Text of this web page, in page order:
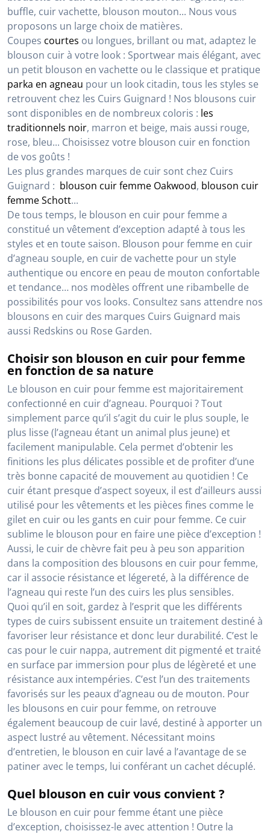
buffle, cuir vachette, blouson mouton... Nous vous
proposons un large choix de matières.
Coupes courtes ou longues, brillant ou mat, adaptez le
blouson cuir à votre look : Sportwear mais élégant, avec
un petit blouson en vachette ou le classique et pratique
parka en agneau pour un look citadin, tous les styles se
retrouvent chez les Cuirs Guignard ! Nos blousons cuir
sont disponibles en de nombreux coloris : les
traditionnels noir, marron et beige, mais aussi rouge,
rose, bleu... Choisissez votre blouson cuir en fonction
de vos goûts !
Les plus grandes marques de cuir sont chez Cuirs
Guignard : blouson cuir femme Oakwood, blouson cuir
femme Schott...
De tous temps, le blouson en cuir pour femme a
constitué un vêtement d’exception adapté à tous les
styles et en toute saison. Blouson pour femme en cuir
d’agneau souple, en cuir de vachette pour un style
authentique ou encore en peau de mouton confortable
et tendance… nos modèles offrent une ribambelle de
possibilités pour vos looks. Consultez sans attendre nos
blousons en cuir des marques Cuirs Guignard mais
aussi Redskins ou Rose Garden.
Choisir son blouson en cuir pour femme
en fonction de sa nature
Le blouson en cuir pour femme est majoritairement
confectionné en cuir d’agneau. Pourquoi ? Tout
simplement parce qu’il s’agit du cuir le plus souple, le
plus lisse (l’agneau étant un animal plus jeune) et
facilement manipulable. Cela permet d’obtenir les
finitions les plus délicates possible et de profiter d’une
très bonne capacité de mouvement au quotidien ! Ce
cuir étant presque d’aspect soyeux, il est d’ailleurs aussi
utilisé pour les vêtements et les pièces fines comme le
gilet en cuir ou les gants en cuir pour femme. Ce cuir
sublime le blouson pour en faire une pièce d’exception !
Aussi, le cuir de chèvre fait peu à peu son apparition
dans la composition des blousons en cuir pour femme,
car il associe résistance et légereté, à la différence de
l’agneau qui reste l’un des cuirs les plus sensibles.
Quoi qu’il en soit, gardez à l’esprit que les différents
types de cuirs subissent ensuite un traitement destiné à
favoriser leur résistance et donc leur durabilité. C’est le
cas pour le cuir nappa, autrement dit pigmenté et traité
en surface par immersion pour plus de légèreté et une
résistance aux intempéries. C’est l’un des traitements
favorisés sur les peaux d’agneau ou de mouton. Pour
les blousons en cuir pour femme, on retrouve
également beaucoup de cuir lavé, destiné à apporter un
aspect lustré au vêtement. Nécessitant moins
d’entretien, le blouson en cuir lavé a l’avantage de se
patiner avec le temps, lui conférant un cachet décuplé.
Quel blouson en cuir vous convient ?
Le blouson en cuir pour femme étant une pièce
d’exception, choisissez-le avec attention ! Outre la